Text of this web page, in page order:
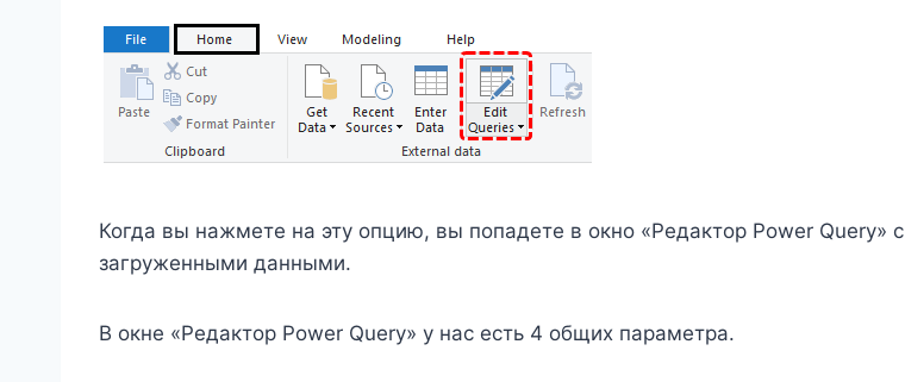
Когда вы нажмете на эту опцию, вы попадете в окно «Редактор Power Query» с
загруженными данными.
В окне «Редактор Power Query» у нас есть 4 общих параметра.